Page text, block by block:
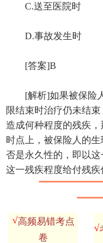
C.送至医院时
D.事故发生时
[答案]B
[解析]如果被保险人
限结束时治疗仍未结
造成何种程度的残疾
时点上，被保险人的
否是永久性的，即以
这一残疾程度给付残疾
√高频易错考点
卷
√